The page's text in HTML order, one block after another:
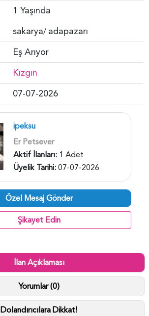
1 Yaşında
sakarya/ adapazarı
Eş Arıyor
Kızgın
07-07-2026
ipeksu
Er Petsever
Aktif İlanları: 1 Adet
Üyelik Tarihi:07-07-2026
Özel Mesaj Gönder
Şikayet Edin
İlan Açıklaması
Yorumlar (0)
Dolandırıcılara Dikkat!